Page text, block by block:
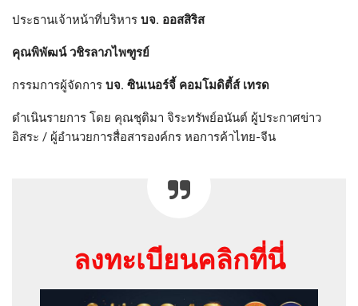
ประธานเจ้าหน้าที่บริหาร บจ. ออสสิริส
คุณพิพัฒน์ วชิรลาภไพฑูรย์
กรรมการผู้จัดการ บจ. ซินเนอร์จี้ คอมโมดิตี้ส์ เทรด
ดำเนินรายการ โดย คุณชุติมา จิระทรัพย์อนันต์ ผู้ประกาศข่าว
อิสระ / ผู้อำนวยการสื่อสารองค์กร หอการค้าไทย-จีน
ลงทะเบียนคลิกที่นี่